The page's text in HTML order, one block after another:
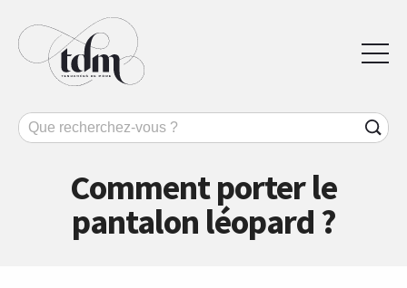
Comment porter le
pantalon léopard ?